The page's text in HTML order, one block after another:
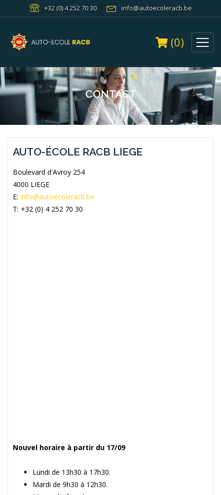
+32 (0) 4 252 70 30 info@autoecoleracb.be
(0)
CONTACT
AUTO-ÉCOLE RACB LIEGE
Boulevard d'Avroy 254
4000 LIEGE
E: info@autoecoleracb.be
T: +32 (0) 4 252 70 30
Nouvel horaire à partir du 17/09
Lundi de 13h30 à 17h30.
Mardi de 9h30 à 12h30.